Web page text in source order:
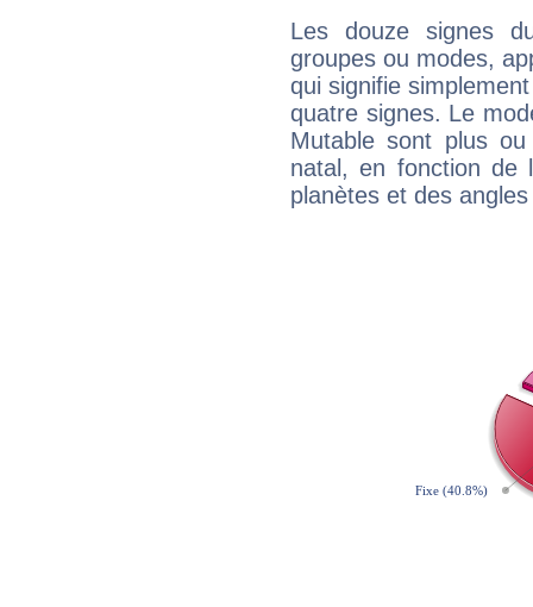
Les douze signes
groupes ou modes,
qui signifie
quatre signes. Le
Mutable sont plus
natal, en fonction de
planètes et des